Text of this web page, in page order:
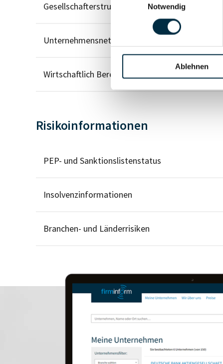
Notwendig
Ablehnen
Gesellschafterstruktur
Unternehmensnetzwerk
Wirtschaftlich Berechtigten Pfad
Risikoinformationen
PEP- und Sanktionslistenstatus
Insolvenzinformationen
Branchen- und Länderrisiken